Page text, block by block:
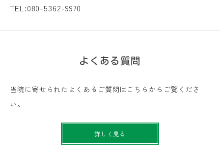
TEL:080-5362-9970
よくある質問
当院に寄せられたよくあるご質問はこちらからご覧くださ
い。
詳しく見る